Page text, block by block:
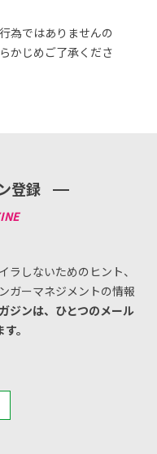
為ではありませんの
かじめご了承くださ
登録
ラしないためのヒント、
ガーマネジメントの情報
ジンは、ひとつのメール
。